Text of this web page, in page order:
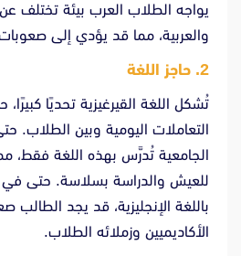
يواجه الطلاب العرب بيئة تختلف
والعربية، مما قد يؤدي إلى
2. حاجز اللغة
تُشكل اللغة القيرغيزية تحديًا
التعاملات اليومية وبين الطلاب.
الجامعية تُدرَّس بهذه اللغة فقط،
للعيش والدراسة بسلاسة. حتى في
باللغة الإنجليزية، قد يجد
الأكاديميين وزملائه الطلاب.